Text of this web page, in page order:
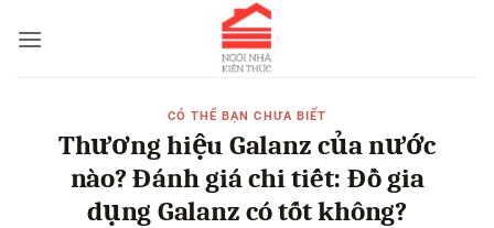
qua
CÓ THỂ BẠN CHƯA BIẾT
Thương hiệu Galanz của nước
nào? Đánh giá chi tiết: Đồ gia
dụng Galanz có tốt không?